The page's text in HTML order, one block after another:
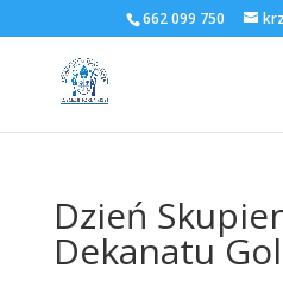
662 099 750
Dzień
Dekanatu